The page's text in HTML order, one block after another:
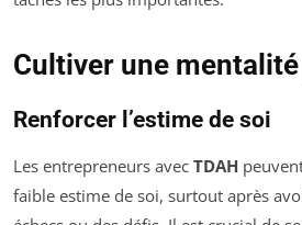
Cultiver une
Renforcer l’estime de soi
Les entrepreneurs avec TDAH
faible estime de soi, surtout après